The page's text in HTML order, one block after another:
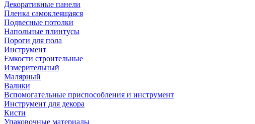
Декоративные панели
Пленка самоклеящаяся
Подвесные потолки
Напольные плинтусы
Пороги для пола
Инструмент
Емкости строительные
Измерительный
Малярный
Валики
Вспомогательные приспособления и инструмент
Инструмент для декора
Кисти
Упаковочные материалы